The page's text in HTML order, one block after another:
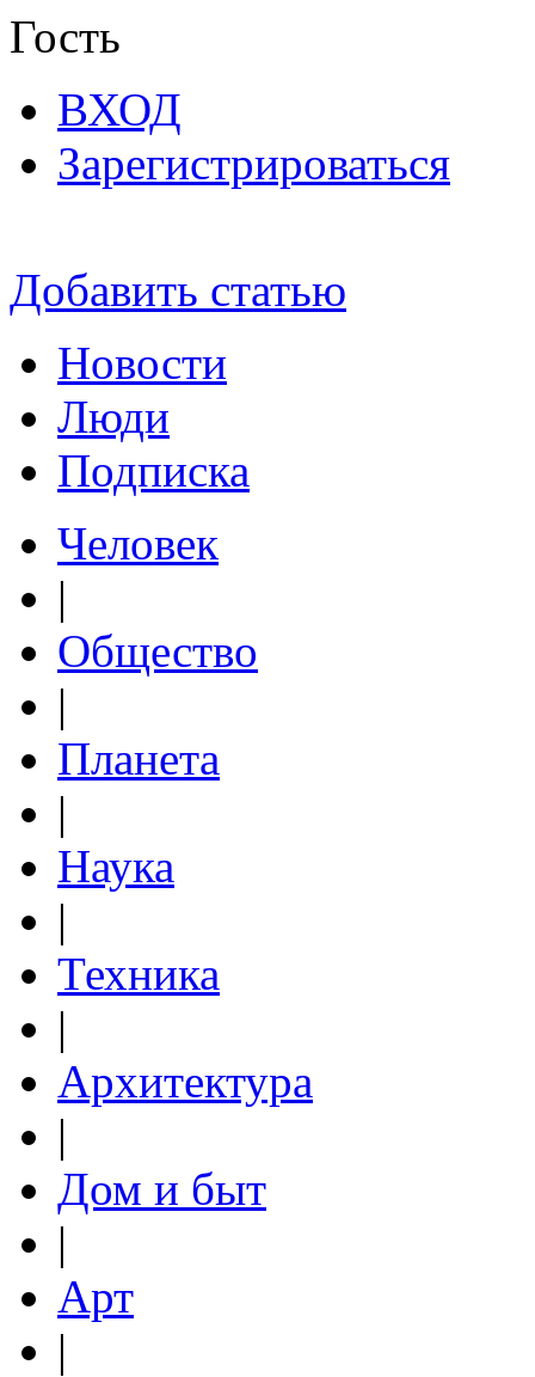
Гость
ВХОД
Зарегистрироваться
Добавить статью
Новости
Люди
Подписка
Человек
|
Общество
|
Планета
|
Наука
|
Техника
|
Архитектура
|
Дом и быт
|
Арт
|